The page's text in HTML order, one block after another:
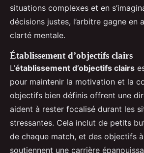
situations complexes et en
décisions justes, l’arbitre gagne en
clarté mentale.
Établissement d’objectifs clairs
L’établissement d’objectifs clairs
pour maintenir la motivation et la
objectifs bien définis offrent une
aident à rester focalisé durant les
stressantes. Cela inclut de petits
de chaque match, et des objectifs
soutiennent une carrière